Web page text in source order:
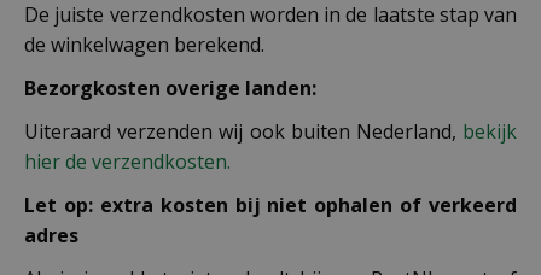
De juiste verzendkosten worden in de laatste stap van
de winkelwagen berekend.
Bezorgkosten overige landen:
Uiteraard verzenden wij ook buiten Nederland, bekijk
hier de verzendkosten.
Let op: extra kosten bij niet ophalen of verkeerd
adres